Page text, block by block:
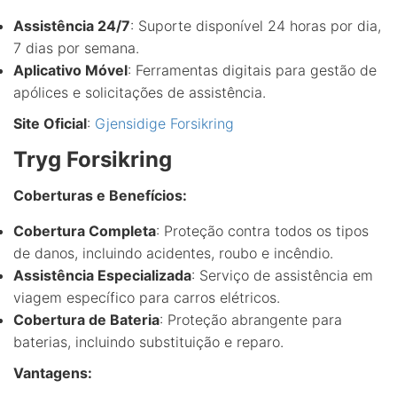
Assistência 24/7: Suporte disponível 24 horas por dia,
7 dias por semana.
Aplicativo Móvel: Ferramentas digitais para gestão de
apólices e solicitações de assistência.
Site Oficial: Gjensidige Forsikring
Tryg Forsikring
Coberturas e Benefícios:
Cobertura Completa: Proteção contra todos os tipos
de danos, incluindo acidentes, roubo e incêndio.
Assistência Especializada: Serviço de assistência em
viagem específico para carros elétricos.
Cobertura de Bateria: Proteção abrangente para
baterias, incluindo substituição e reparo.
Vantagens: